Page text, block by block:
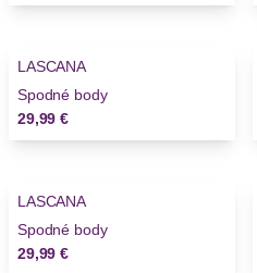
LASCANA
Spodné body
29,99 €
LASCANA
Spodné body
29,99 €